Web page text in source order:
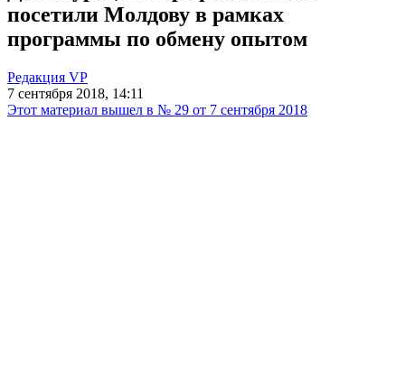
посетили Молдову в рамках
программы по обмену опытом
Редакция VP
7 сентября 2018, 14:11
Этот материал вышел в № 29 от 7 сентября 2018